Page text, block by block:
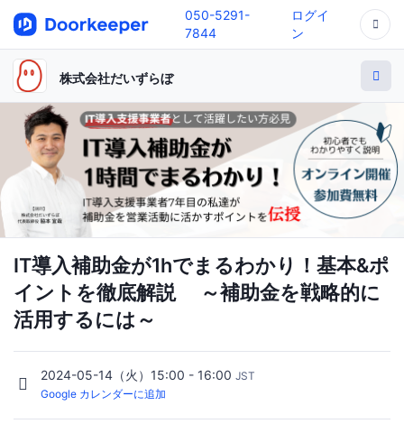
050-5291-
7844
ログイ
ン
株式会社だいずらぼ
IT導入補助金が1hでまるわかり！基本&ポ
イントを徹底解説 ～補助金を戦略的に
活用するには～
2024-05-14（火）15:00 - 16:00 JST
Google カレンダーに追加